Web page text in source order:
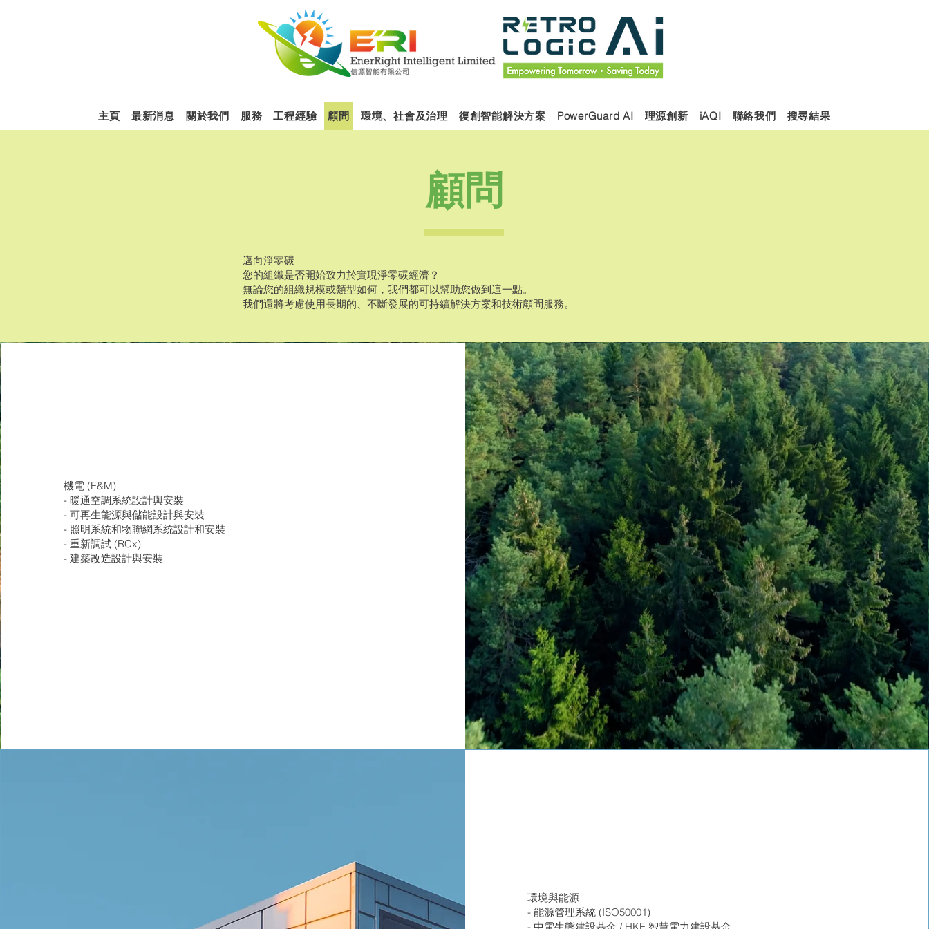
主頁 最新消息 關於我們 服務 工程經驗 顧問 環境、社會及治理 復創智能解決方案 PowerGuard AI 理源創新 iAQI 聯絡我們 搜尋結果
顧問
邁向淨零碳
您的組織是否開始致力於實現淨零碳經濟？
無論您的組織規模或類型如何，我們都可以幫助您做到這一點。
我們還將考慮使用長期的、不斷發展的可持續解決方案和技術顧問服務。
機電 (E&M)
- 暖通空調系統設計與安裝
- 可再生能源與儲能設計與安裝
- 照明系統和物聯網系統設計和安裝
- 重新調試 (RCx)
- 建築改造設計與安裝
環境與能源
- 能源管理系統 (ISO50001)